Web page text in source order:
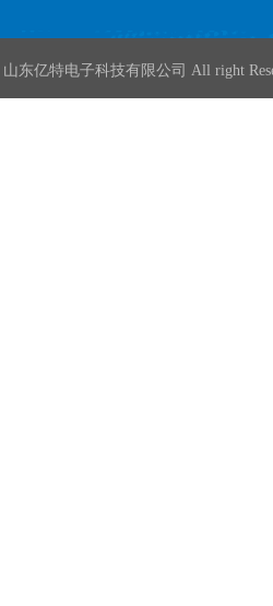
山东亿特电子科技有限公司 All right